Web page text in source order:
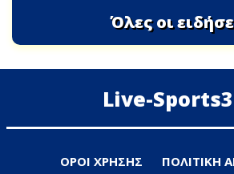
Όλες οι
Live-
ΟΡΟΙ ΧΡΗΣΗΣ ΠΟΛΙΤΙΚΗ